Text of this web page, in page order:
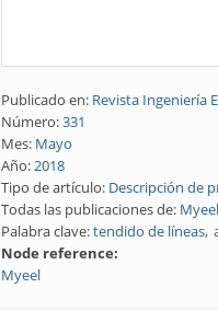
Publicado en: Revista Ingeniería
Número:331
Mes: Mayo
Año:2018
Tipo de artículo: Descripción de
Todas las publicaciones de: Myeel
Palabra clave:tendido de líneas
Node reference:
Myeel